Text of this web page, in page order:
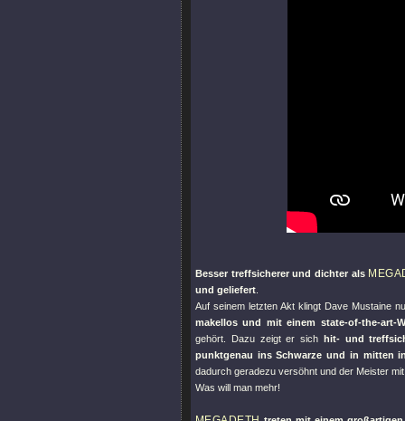
Besser treffsicherer und dichter als
und geliefert
Auf seinem letzten Akt klingt Dave Mustaine
makellos und mit einem state-of-the-art-
gehört. Dazu zeigt er sich hit- und
punktgenau ins Schwarze und in mitten
dadurch geradezu versöhnt und der Meister
Was will man mehr!